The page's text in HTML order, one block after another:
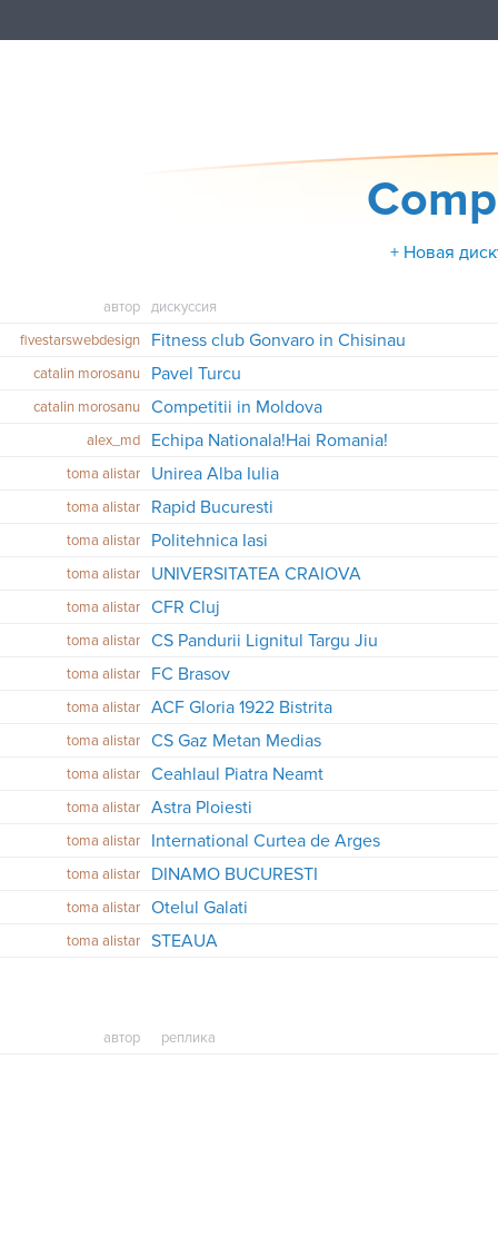
+ Новая
автор
дискуссия
fivestarswebdesign
Fitness club Gonvaro in Chisinau
catalin morosanu Pavel Turcu
catalin morosanu Competitii in Moldova
alex_md Echipa Nationala!Hai Romania!
toma alistar Unirea Alba Iulia
toma alistar Rapid Bucuresti
toma alistar Politehnica Iasi
toma alistar UNIVERSITATEA CRAIOVA
toma alistar CFR Cluj
toma alistar CS Pandurii Lignitul Targu Jiu
toma alistar FC Brasov
toma alistar ACF Gloria 1922 Bistrita
toma alistar CS Gaz Metan Medias
toma alistar Ceahlaul Piatra Neamt
toma alistar Astra Ploiesti
toma alistar International Curtea de Arges
toma alistar DINAMO BUCURESTI
toma alistar Otelul Galati
toma alistar STEAUA
автор реплика